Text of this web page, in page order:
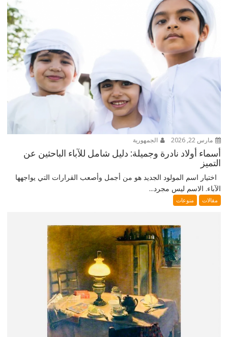
مارس 22, 2026 الجمهورية
أسماء أولاد نادرة وجميلة: دليل شامل للآباء الباحثين عن
التميز
اختيار اسم المولود الجديد هو من أجمل وأصعب القرارات التي يواجهها
الآباء. الاسم ليس مجرد...
مقالات منوعات